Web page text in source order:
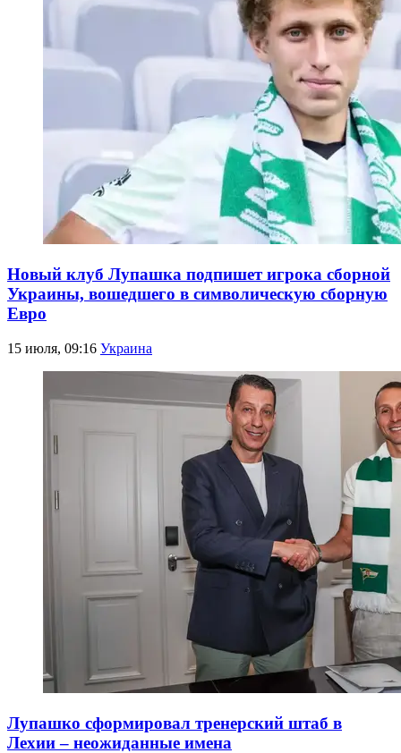
Новый клуб Лупашка подпишет игрока сборной
Украины, вошедшего в символическую сборную
Евро
15 июля, 09:16 Украина
Лупашко сформировал тренерский штаб в
Лехии – неожиданные имена